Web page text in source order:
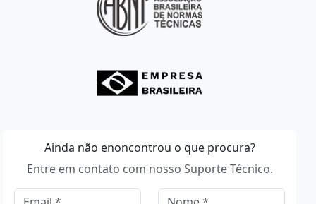
Ainda não enoncontrou o que procura?
Entre em contato com nosso Suporte Técnico.